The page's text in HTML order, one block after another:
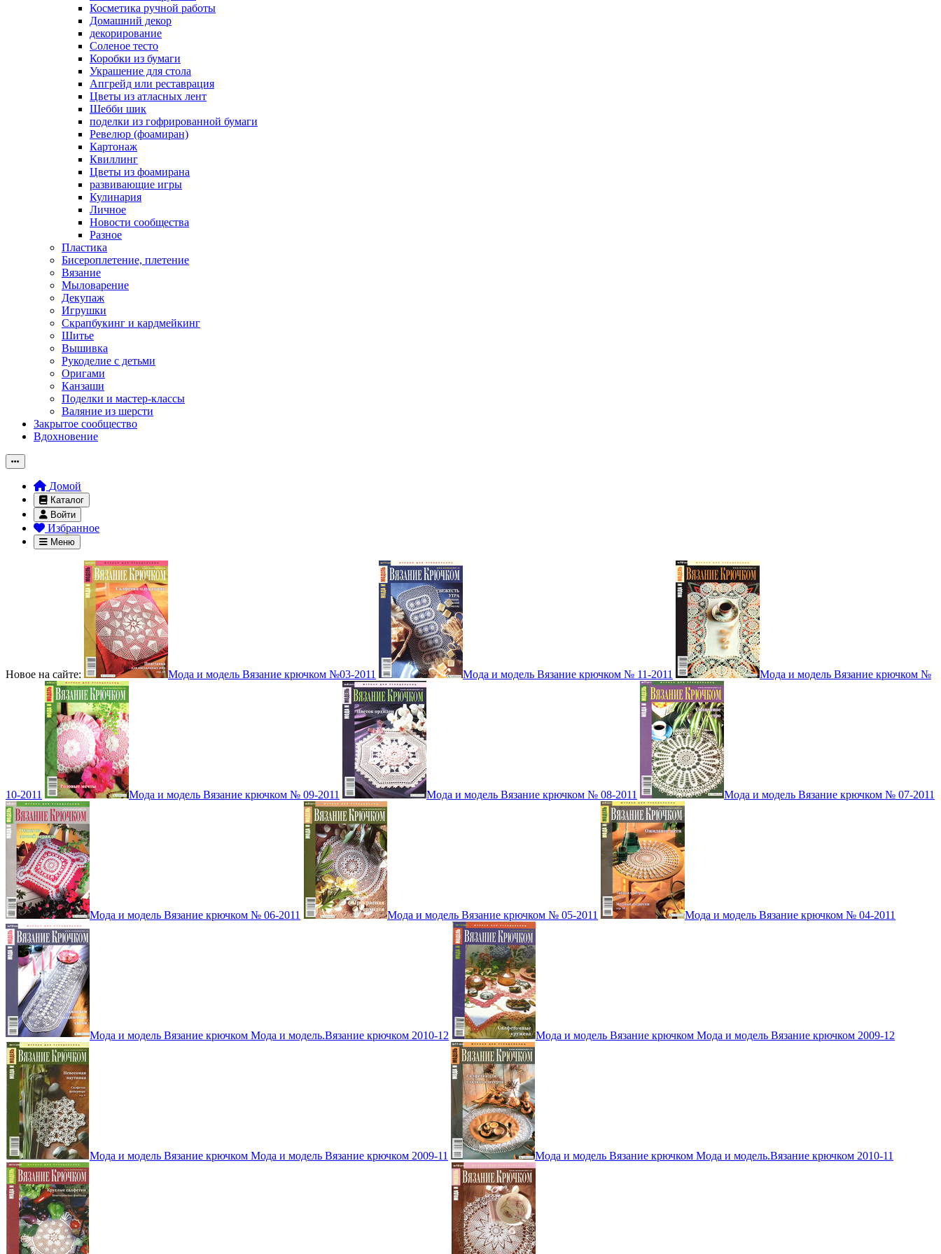
Косметика ручной работы
Домашний декор
декорирование
Соленое тесто
Коробки из бумаги
Украшение для стола
Апгрейд или реставрация
Цветы из атласных лент
Шебби шик
поделки из гофрированной бумаги
Ревелюр (фоамиран)
Картонаж
Квиллинг
Цветы из фоамирана
развивающие игры
Кулинария
Личное
Новости сообщества
Разное
Пластика
Бисероплетение, плетение
Вязание
Мыловарение
Декупаж
Игрушки
Скрапбукинг и кардмейкинг
Шитье
Вышивка
Рукоделие с детьми
Оригами
Канзаши
Поделки и мастер-классы
Валяние из шерсти
Закрытое сообщество
Вдохновение
Домой
Каталог
Войти
Избранное
Меню
Новое на сайте: Мода и модель Вязание крючком №03-2011 Мода и модель Вязание крючком № 11-2011 Мода и модель Вязание крючком №
10-2011 Мода и модель Вязание крючком № 09-2011 Мода и модель Вязание крючком № 08-2011 Мода и модель Вязание крючком № 07-2011
Мода и модель Вязание крючком № 06-2011 Мода и модель Вязание крючком № 05-2011 Мода и модель Вязание крючком № 04-2011
Мода и модель Вязание крючком Мода и модель.Вязание крючком 2010-12 Мода и модель Вязание крючком Мода и модель Вязание крючком 2009-12
Мода и модель Вязание крючком Мода и модель Вязание крючком 2009-11 Мода и модель Вязание крючком Мода и модель.Вязание крючком 2010-11